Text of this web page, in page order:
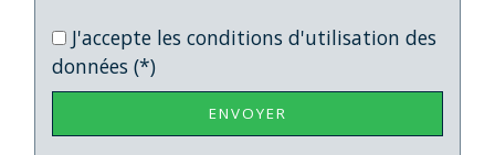
statistiques
Nombre d'habitants
Propriétaires (vs. locataires)
J'accepte les conditions d'utilisation des
données (*)
ENVOYER